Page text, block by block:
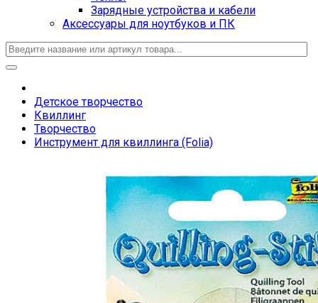
Зарядные устройства и кабели
Аксессуары для ноутбуков и ПК
Детское творчество
Квиллинг
Творчество
Инструмент для квиллинга (Folia)